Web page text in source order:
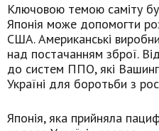
Ключовою темою саміту
Японія може допомогти
США. Американські
над постачанням зброї.
до систем ППО, які
Україні для боротьби з
Японія, яка прийняла